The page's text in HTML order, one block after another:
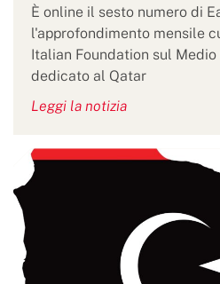
È online il sesto numero di
l'approfondimento mensile
Italian Foundation sul
dedicato al Qatar
Leggi la notizia